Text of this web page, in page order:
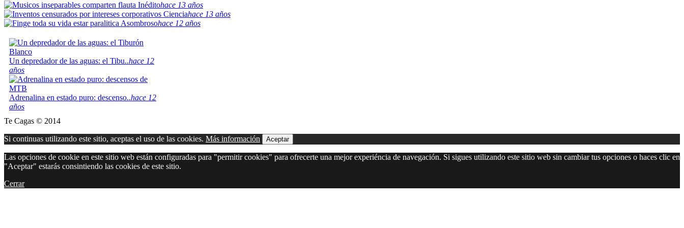
Inéditohace 13 años
Cienciahace 13 años
Asombrosohace 12 años
Un depredador de las aguas: el Tibu..hace 12
años
Adrenalina en estado puro: descenso..hace 12
años
Te Cagas © 2014
Si continuas utilizando este sitio, aceptas el uso de las cookies. Más información Aceptar
Las opciones de cookie en este sitio web están configuradas para "permitir cookies" para ofrecerte una mejor experiéncia de navegación. Si sigues utilizando este sitio web sin cambiar tus opciones o haces clic en
"Aceptar" estarás consintiendo las cookies de este sitio.
Cerrar